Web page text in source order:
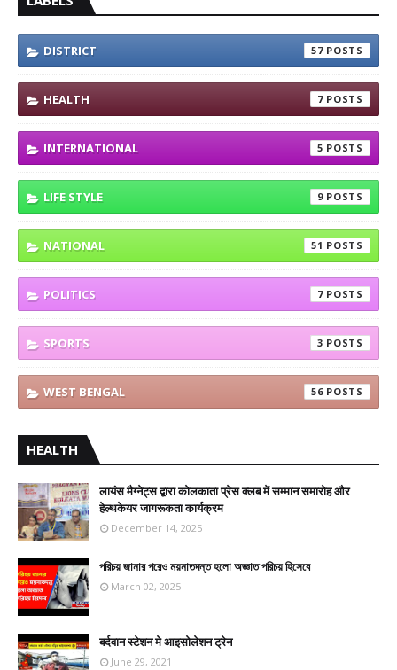
DISTRICT 57
HEALTH 7
INTERNATIONAL 5
LIFE STYLE 9
NATIONAL 51
POLITICS 7
SPORTS 3
WEST BENGAL 56
HEALTH
लायंस मैग्नेट्स द्वारा कोलकाता प्रेस क्लब में सम्मान समारोह और
हेल्थकेयर जागरूकता कार्यक्रम
December 14, 2025
পরিচয় জানার পরেও ময়নাতদন্ত হলো অজ্ঞাত পরিচয় হিসেবে
March 02, 2025
बर्दवान स्टेशन मे आइसोलेशन ट्रेन
June 29, 2021